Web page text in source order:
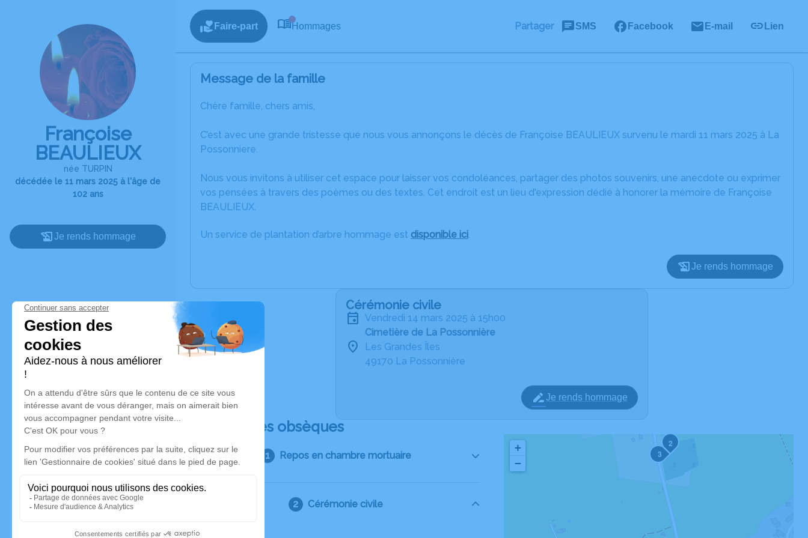
Françoise
BEAULIEUX
née TURPIN
décédée le 11 mars 2025 à l'âge de
102 ans
Je rends hommage
Faire-part Hommages Partager SMS Facebook E-mail Lien
Message de la famille
Chère famille, chers amis,
C’est avec une grande tristesse que nous vous annonçons le décès de Françoise BEAULIEUX survenu le mardi 11 mars 2025 à La
Possonniere.
Nous vous invitons à utiliser cet espace pour laisser vos condoléances, partager des photos souvenirs, une anecdote ou exprimer
vos pensées à travers des poèmes ou des textes. Cet endroit est un lieu d'expression dédié à honorer la mémoire de Françoise
BEAULIEUX.
Un service de plantation d’arbre hommage est disponible ici.
Je rends hommage
Cérémonie civile
vendredi 14 mars 2025 à 15h00
Cimetière de La Possonnière
Les Grandes Îles
49170 La Possonnière
Je rends hommage
Déroulé des obsèques
Repos en chambre mortuaire
Cérémonie civile
2
3
+
−